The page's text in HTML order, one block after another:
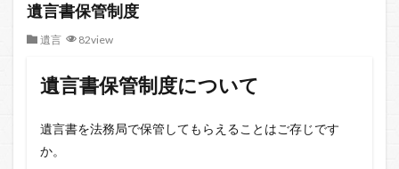
遺言書保管制度
遺言 82view
遺言書保管制度について
遺言書を法務局で保管してもらえることはご存じです
か。